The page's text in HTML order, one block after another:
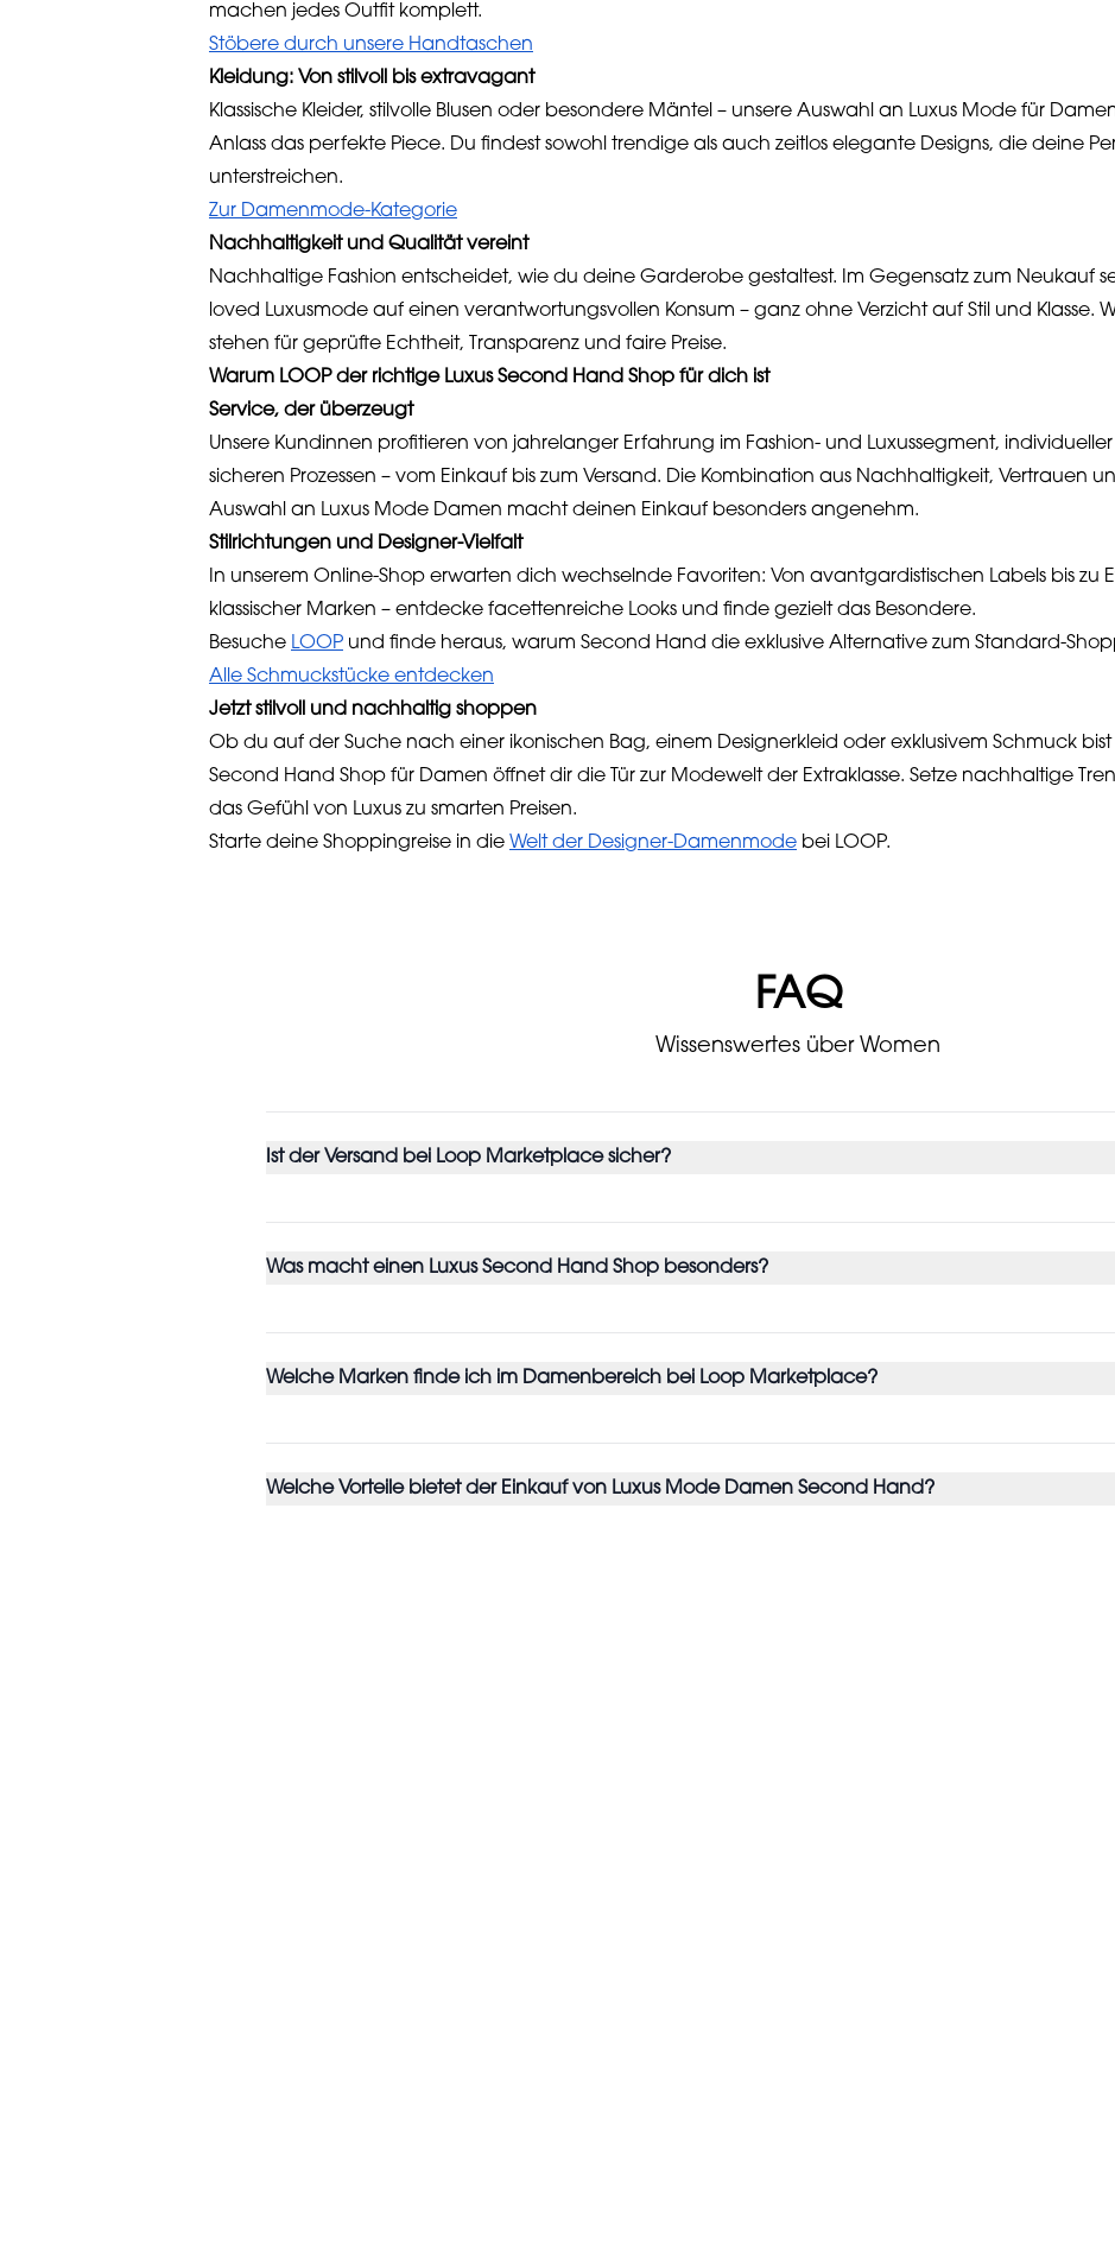
machen jedes Outfit komplett.
Stöbere durch unsere Handtaschen
Kleidung: Von stilvoll bis extravagant
Klassische Kleider, stilvolle Blusen oder besondere Mäntel – unsere Auswahl an Luxus Mode für
Anlass das perfekte Piece. Du findest sowohl trendige als auch zeitlos elegante Designs, die deine
unterstreichen.
Zur Damenmode-Kategorie
Nachhaltigkeit und Qualität vereint
Nachhaltige Fashion entscheidet, wie du deine Garderobe gestaltest. Im Gegensatz zum Neukauf
loved Luxusmode auf einen verantwortungsvollen Konsum – ganz ohne Verzicht auf Stil und Klasse.
stehen für geprüfte Echtheit, Transparenz und faire Preise.
Warum LOOP der richtige Luxus Second Hand Shop für dich ist
Service, der überzeugt
Unsere Kundinnen profitieren von jahrelanger Erfahrung im Fashion- und Luxussegment,
sicheren Prozessen – vom Einkauf bis zum Versand. Die Kombination aus Nachhaltigkeit, Vertrauen
Auswahl an Luxus Mode Damen macht deinen Einkauf besonders angenehm.
Stilrichtungen und Designer-Vielfalt
In unserem Online-Shop erwarten dich wechselnde Favoriten: Von avantgardistischen Labels bis zu
klassischer Marken – entdecke facettenreiche Looks und finde gezielt das Besondere.
Besuche LOOP und finde heraus, warum Second Hand die exklusive Alternative zum Standard-
Alle Schmuckstücke entdecken
Jetzt stilvoll und nachhaltig shoppen
Ob du auf der Suche nach einer ikonischen Bag, einem Designerkleid oder exklusivem Schmuck bist
Second Hand Shop für Damen öffnet dir die Tür zur Modewelt der Extraklasse. Setze nachhaltige
das Gefühl von Luxus zu smarten Preisen.
Starte deine Shoppingreise in die Welt der Designer-Damenmode bei LOOP.
FAQ
Wissenswertes über Women
Ist der Versand bei Loop Marketplace sicher?
Was macht einen Luxus Second Hand Shop besonders?
Welche Marken finde ich im Damenbereich bei Loop Marketplace?
Welche Vorteile bietet der Einkauf von Luxus Mode Damen Second Hand?